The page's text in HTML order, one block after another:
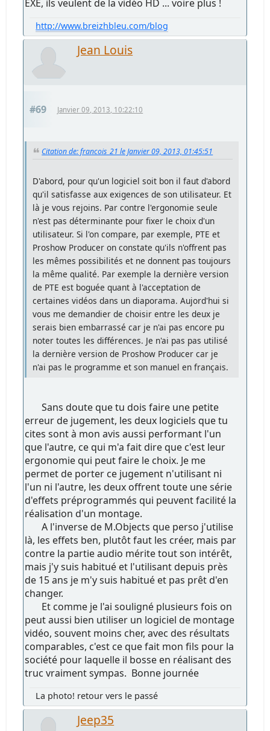
EXE, ils veulent de la vidéo HD ... voire plus !
http://www.breizhbleu.com/blog
Jean Louis
#69 Janvier 09, 2013, 10:22:10
Citation de: francois_21 le Janvier 09, 2013, 01:45:51
D'abord, pour qu'un logiciel soit bon il faut d'abord
qu'il satisfasse aux exigences de son utilisateur. Et
là je vous rejoins. Par contre l'ergonomie seule
n'est pas déterminante pour fixer le choix d'un
utilisateur. Si l'on compare, par exemple, PTE et
Proshow Producer on constate qu'ils n'offrent pas
les mêmes possibilités et ne donnent pas toujours
la même qualité. Par exemple la dernière version
de PTE est boguée quant à l'acceptation de
certaines vidéos dans un diaporama. Aujord'hui si
vous me demandier de choisir entre les deux je
serais bien embarrassé car je n'ai pas encore pu
noter toutes les différences. Je n'ai pas pas utilisé
la dernière version de Proshow Producer car je
n'ai pas le programme et son manuel en français.
Sans doute que tu dois faire une petite
erreur de jugement, les deux logiciels que tu
cites sont à mon avis aussi performant l'un
que l'autre, ce qui m'a fait dire que c'est leur
ergonomie qui peut faire le choix. Je me
permet de porter ce jugement n'utilisant ni
l'un ni l'autre, les deux offrent toute une série
d'effets préprogrammés qui peuvent facilité la
réalisation d'un montage.
A l'inverse de M.Objects que perso j'utilise
là, les effets ben, plutôt faut les créer, mais par
contre la partie audio mérite tout son intérêt,
mais j'y suis habitué et l'utilisant depuis près
de 15 ans je m'y suis habitué et pas prêt d'en
changer.
Et comme je l'ai souligné plusieurs fois on
peut aussi bien utiliser un logiciel de montage
vidéo, souvent moins cher, avec des résultats
comparables, c'est ce que fait mon fils pour la
société pour laquelle il bosse en réalisant des
truc vraiment sympas. Bonne journée
La photo! retour vers le passé
Jeep35